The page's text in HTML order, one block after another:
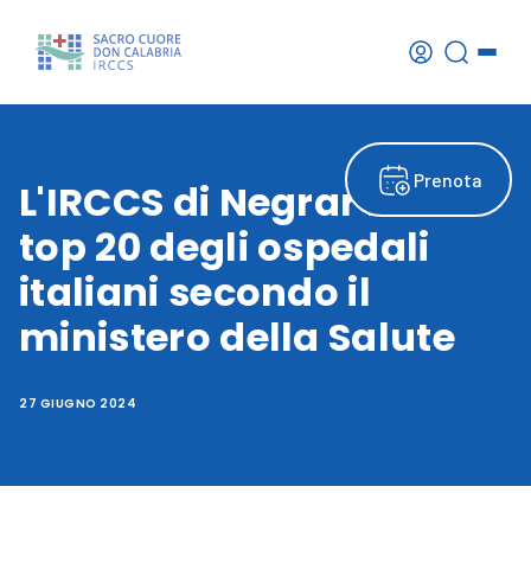
Prenota
L'IRCCS di Negrar nella
top 20 degli ospedali
italiani secondo il
ministero della Salute
27 GIUGNO 2024